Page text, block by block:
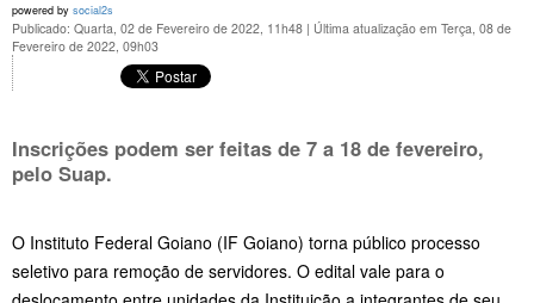
powered by social2s
Publicado: Quarta, 02 de Fevereiro de 2022, 11h48 | Última atualização em Terça, 08 de
Fevereiro de 2022, 09h03
Inscrições podem ser feitas de 7 a 18 de fevereiro,
pelo Suap.
O Instituto Federal Goiano (IF Goiano) torna público processo
seletivo para remoção de servidores. O edital vale para o